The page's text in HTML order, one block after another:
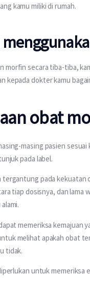
kamu miliki di rumah.
secara tiba-tiba,
kepada dokter kamu
obat
masing pasien
pada label.
pada kekuatan
tiap dosisnya, dan
memeriksa kemajuan
melihat apakah obat
tidak.
untuk memeriksa